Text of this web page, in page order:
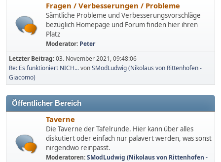
Fragen / Verbesserungen / Probleme
Sämtliche Probleme und Verbesserungsvorschläge
bezüglich Homepage und Forum finden hier ihren
Platz
Moderator: Peter
Letzter Beitrag:03. November 2021, 09:48:06
Re: Es funktioniert NICH...vonSModLudwig (Nikolaus von Rittenhofen -
Giacomo)
Öffentlicher Bereich
Taverne
Die Taverne der Tafelrunde. Hier kann über alles
diskutiert oder einfach nur palavert werden, was sonst
nirgendwo reinpasst.
Moderatoren:SModLudwig (Nikolaus von Rittenhofen -